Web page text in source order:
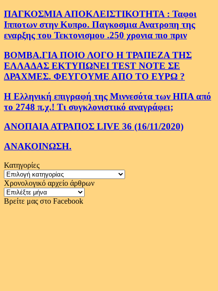
ΠΑΓΚΟΣΜΙΑ ΑΠΟΚΛΕΙΣΤΙΚΟΤΗΤΑ : Ταφοι
Ιπποτων στην Κυπρο. Παγκοσμια Ανατροπη της
εναρξης του Τεκτονισμου .250 χρονια πιο πριν
ΒΟΜΒΑ.ΓΙΑ ΠΟΙΟ ΛΟΓΟ Η ΤΡΑΠΕΖΑ ΤΗΣ
ΕΛΛΑΔΑΣ ΕΚΤΥΠΩΝΕΙ TEST NOTE ΣΕ
ΔΡΑΧΜΕΣ. ΦΕΥΓΟΥΜΕ ΑΠΟ ΤΟ ΕΥΡΩ ?
Η Ελληνική επιγραφή της Μιννεσότα των ΗΠΑ από
το 2748 π.χ.! Τι συγκλονιστικό αναγράφει;
ΑΝΟΠΑΙΑ ΑΤΡΑΠΟΣ LIVE 36 (16/11/2020)
ΑΝΑΚΟΙΝΩΣΗ.
Κατηγορίες
Κατηγορίες
Χρονολογικό αρχείο άρθρων
Χρονολογικό
αρχείο
Βρείτε μας στο Facebook